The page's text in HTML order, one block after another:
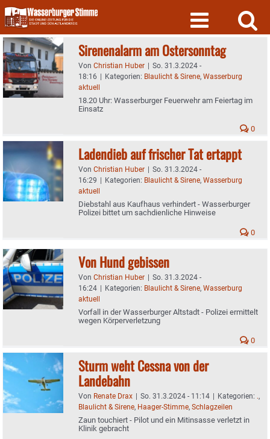
Skip
to
content
Sirenenalarm am Ostersonntag
Von Christian Huber | So. 31.3.2024 -
18:16 | Kategorien: Blaulicht & Sirene, Wasserburg
aktuell
18.20 Uhr: Wasserburger Feuerwehr am Feiertag im
Einsatz
0
Ladendieb auf frischer Tat ertappt
Von Christian Huber | So. 31.3.2024 -
16:29 | Kategorien: Blaulicht & Sirene, Wasserburg
aktuell
Diebstahl aus Kaufhaus verhindert - Wasserburger
Polizei bittet um sachdienliche Hinweise
0
Von Hund gebissen
Von Christian Huber | So. 31.3.2024 -
16:24 | Kategorien: Blaulicht & Sirene, Wasserburg
aktuell
Vorfall in der Wasserburger Altstadt - Polizei ermittelt
wegen Körperverletzung
0
Sturm weht Cessna von der
Landebahn
Von Renate Drax | So. 31.3.2024 - 11:14 | Kategorien: .,
Blaulicht & Sirene, Haager-Stimme, Schlagzeilen
Zaun touchiert - Pilot und ein Mitinsasse verletzt in
Klinik gebracht